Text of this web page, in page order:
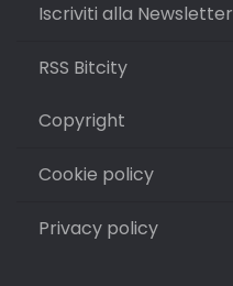
Iscriviti alla Newsletter
RSS Bitcity
Copyright
Cookie policy
Privacy policy